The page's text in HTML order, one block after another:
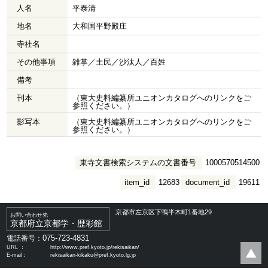
人名
平泰清
地名
大和国平野殿庄
寺社名
その他事項
雑掌／土民／沙汰人／百姓
備考
刊本
（東大史料編纂所ユニオンカタログへのリンクをご
参照ください。）
影写本
（東大史料編纂所ユニオンカタログへのリンクをご
参照ください。）
東寺文書検索システムの文書番号 1000570514500
document_id 19611
item_id 12683
お問い合わせ先
京都府立京都学・歴彩館
京都市左京区下鴨半木町1番地29
電話番号：075-723-4831
URL ：
http://www.pref.kyoto.jp/rekisaikan/
E-mail：
rekisaikan-kikaku@pref.kyoto.lg.jp